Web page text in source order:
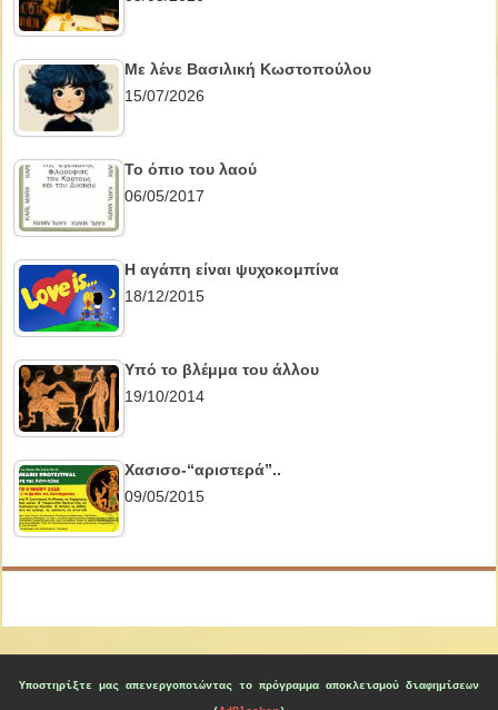
Με λένε Βασιλική Κωστοπούλου
15/07/2026
Το όπιο του λαού
06/05/2017
Η αγάπη είναι ψυχοκομπίνα
18/12/2015
Υπό το βλέμμα του άλλου
19/10/2014
Χασισο-“αριστερά”..
09/05/2015
Υποστηρίξτε μας απενεργοποιώντας το πρόγραμμα αποκλεισμού διαφημίσεων